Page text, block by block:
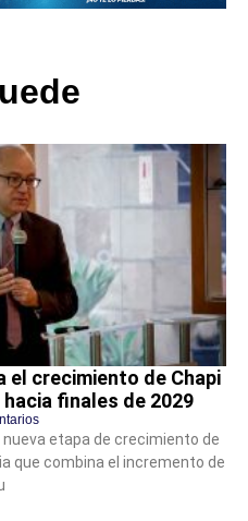
el crecimiento de Chapi
finales de 2029
etapa de crecimiento de
que combina el incremento de